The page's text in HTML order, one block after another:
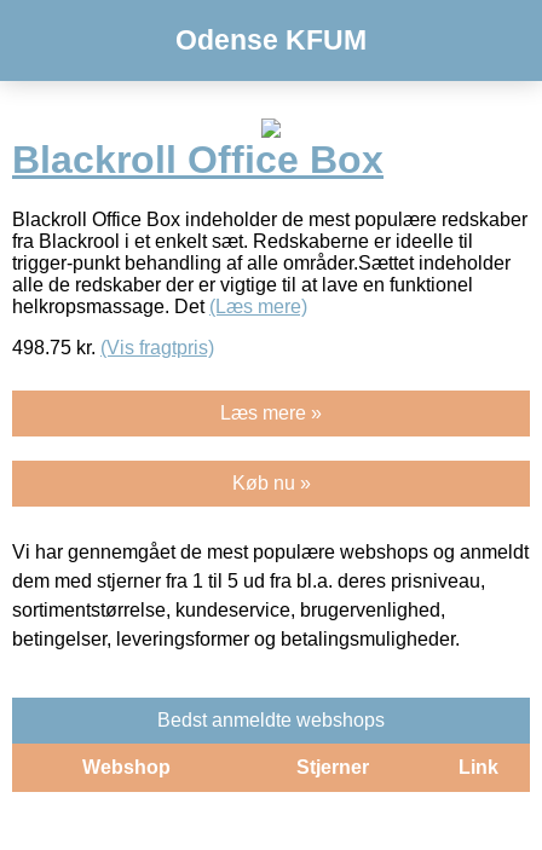
Odense KFUM
Blackroll Office Box
Blackroll Office Box indeholder de mest populære redskaber
fra Blackrool i et enkelt sæt. Redskaberne er ideelle til
trigger-punkt behandling af alle områder.Sættet indeholder
alle de redskaber der er vigtige til at lave en funktionel
helkropsmassage. Det (Læs mere)
498.75 kr. (Vis fragtpris)
Læs mere »
Køb nu »
Vi har gennemgået de mest populære webshops og anmeldt
dem med stjerner fra 1 til 5 ud fra bl.a. deres prisniveau,
sortimentstørrelse, kundeservice, brugervenlighed,
betingelser, leveringsformer og betalingsmuligheder.
Bedst anmeldte webshops
Webshop Stjerner Link